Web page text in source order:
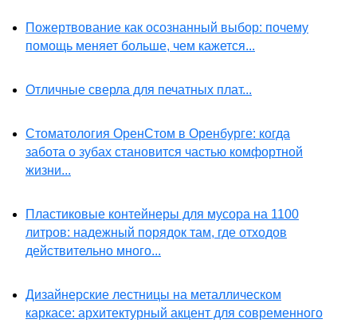
Пожертвование как осознанный выбор: почему
помощь меняет больше, чем кажется...
Отличные сверла для печатных плат...
Стоматология ОренСтом в Оренбурге: когда
забота о зубах становится частью комфортной
жизни...
Пластиковые контейнеры для мусора на 1100
литров: надежный порядок там, где отходов
действительно много...
Дизайнерские лестницы на металлическом
каркасе: архитектурный акцент для современного